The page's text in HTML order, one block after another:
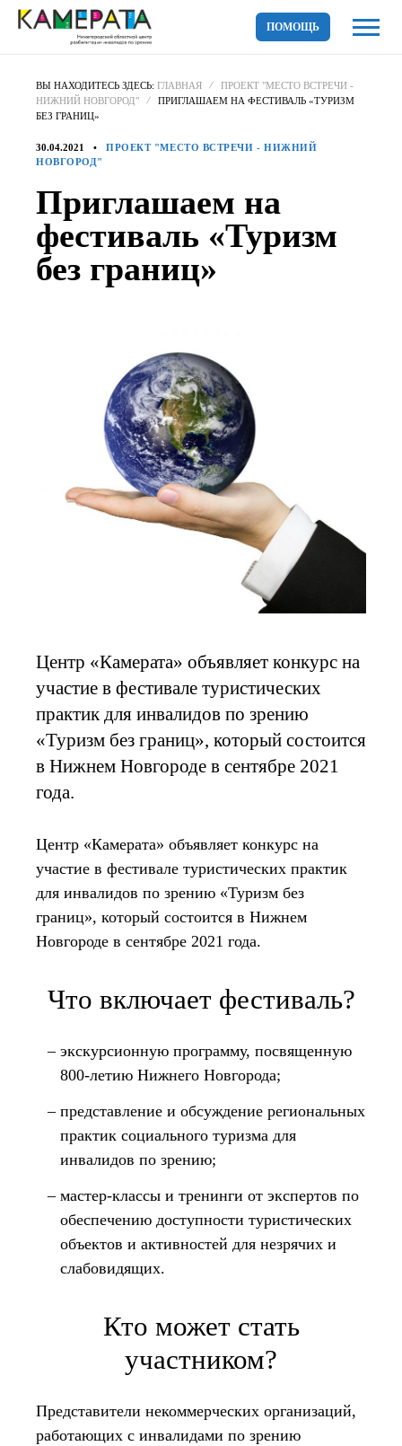
ПОМОЩЬ
ВЫ НАХОДИТЕСЬ ЗДЕСЬ: ГЛАВНАЯ
ПРОЕКТ "МЕСТО ВСТРЕЧИ -
НИЖНИЙ НОВГОРОД"
ПРИГЛАШАЕМ НА ФЕСТИВАЛЬ «ТУРИЗМ
БЕЗ ГРАНИЦ»
30.04.2021
ПРОЕКТ "МЕСТО ВСТРЕЧИ - НИЖНИЙ
НОВГОРОД"
Приглашаем на
фестиваль «Туризм
без границ»
Центр «Камерата» объявляет конкурс на
участие в фестивале туристических
практик для инвалидов по зрению
«Туризм без границ», который состоится
в Нижнем Новгороде в сентябре 2021
года.
Центр «Камерата» объявляет конкурс на
участие в фестивале туристических практик
для инвалидов по зрению «Туризм без
границ», который состоится в Нижнем
Новгороде в сентябре 2021 года.
Что включает фестиваль?
экскурсионную программу, посвященную
800-летию Нижнего Новгорода;
представление и обсуждение региональных
практик социального туризма для
инвалидов по зрению;
мастер-классы и тренинги от экспертов по
обеспечению доступности туристических
объектов и активностей для незрячих и
слабовидящих.
Кто может стать
участником?
Представители некоммерческих организаций,
работающих с инвалидами по зрению